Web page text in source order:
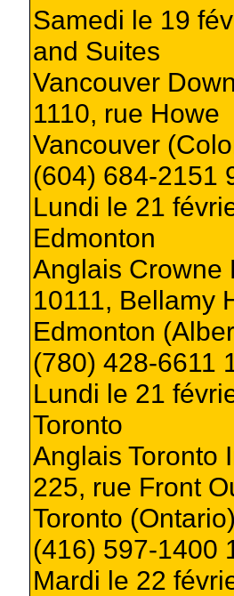
Samedi le 19
and Suites
Vancouver
1110, rue Howe
Vancouver
(604) 684-2151
Lundi le 21
Edmonton
Anglais Crowne
10111, Bellamy
Edmonton
(780) 428-6611
Lundi le 21
Toronto
Anglais Toronto
225, rue Front
Toronto (Ontario)
(416) 597-1400
Mardi le 22